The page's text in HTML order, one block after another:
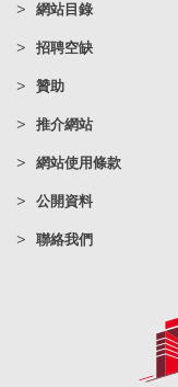
網站目錄
招聘空缺
贊助
推介網站
網站使用條款
公開資料
聯絡我們